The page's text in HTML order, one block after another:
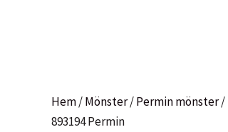
Hem/Mönster/Permin mönster/
893194 Permin